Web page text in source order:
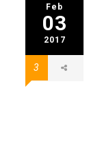
Feb
03
2017
3